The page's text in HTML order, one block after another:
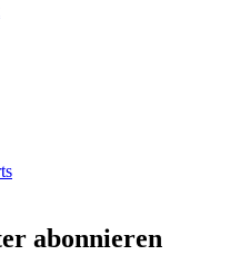
abonnieren